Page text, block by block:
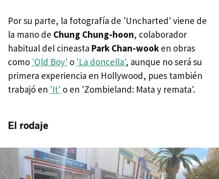
Por su parte, la fotografía de 'Uncharted' viene de
la mano de Chung Chung-hoon, colaborador
habitual del cineasta Park Chan-wook en obras
como 'Old Boy' o 'La doncella', aunque no será su
primera experiencia en Hollywood, pues también
trabajó en 'It' o en 'Zombieland: Mata y remata'.
El rodaje